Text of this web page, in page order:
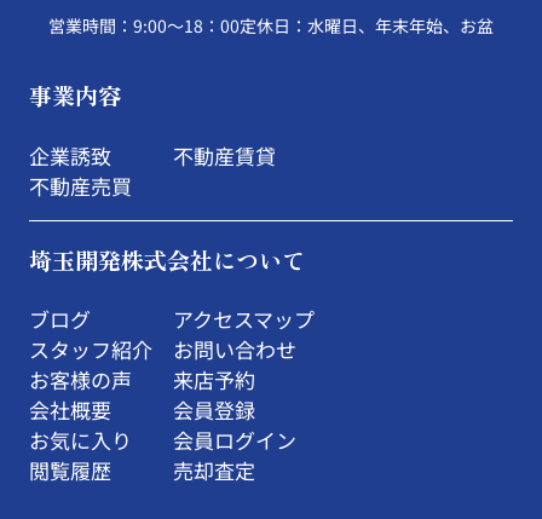
営業時間：9:00～18：00定休日：水曜日、年末年始、お盆
事業内容
企業誘致
不動産売買
不動産賃貸
埼玉開発株式会社について
ブログ
スタッフ紹介
お客様の声
会社概要
お気に入り
閲覧履歴
アクセスマップ
お問い合わせ
来店予約
会員登録
会員ログイン
売却査定